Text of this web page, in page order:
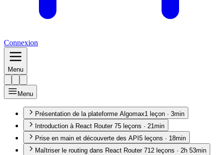
Connexion
Menu
Menu
Présentation de la plateforme Algomax1 leçon · 3min
Introduction à React Router 75 leçons · 21min
Prise en main et découverte des API 5 leçons · 18min
Maîtriser le routing dans React Router 712 leçons · 2h 53min